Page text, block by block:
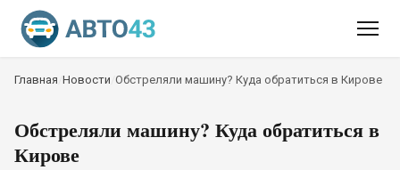
Главная Новости Обстреляли машину? Куда обратиться в Кирове
Обстреляли машину? Куда обратиться в
Кирове